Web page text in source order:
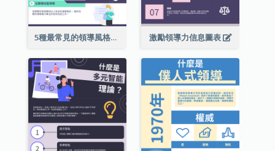
5種最常見的領導風格信息圖表 激勵領導力信息圖表